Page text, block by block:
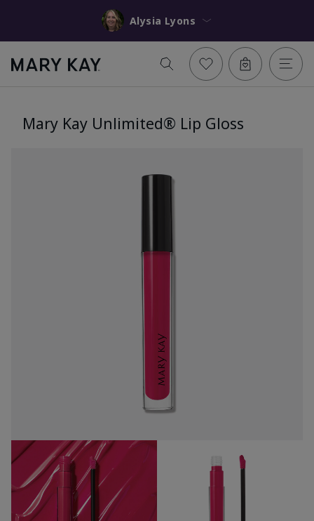
Alysia Lyons
Mary Kay Unlimited® Lip Gloss